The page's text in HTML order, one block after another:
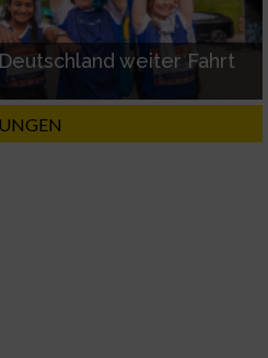
weiter Fahrt